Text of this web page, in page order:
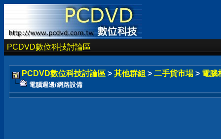
PCDVD數位科技討論區
PCDVD數位科技討論區 > 其他群組 > 二手貨市場 > 電腦
電腦週邊/網路設備